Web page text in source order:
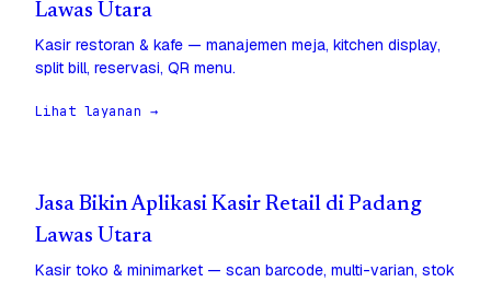
Lawas Utara
Kasir restoran & kafe — manajemen meja, kitchen display,
split bill, reservasi, QR menu.
Lihat layanan →
Jasa Bikin Aplikasi Kasir Retail di Padang
Lawas Utara
Kasir toko & minimarket — scan barcode, multi-varian, stok